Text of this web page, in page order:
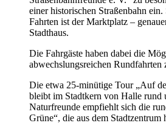
einer historischen Straßenbahn
Fahrten ist der Marktplatz –
Stadthaus.
Die Fahrgäste haben dabei die
abwechslungsreichen Rundfahrten
Die etwa 25-minütige Tour „Auf
bleibt im Stadtkern von Halle rund
Naturfreunde empfiehlt sich die
Grüne“, die aus dem Stadtzentrum